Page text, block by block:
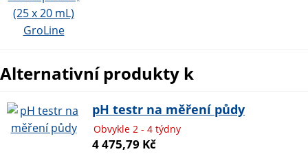
Alternativní produkty k
pH testr na měření půdy
Obvykle 2 - 4 týdny
4 475,79 Kč